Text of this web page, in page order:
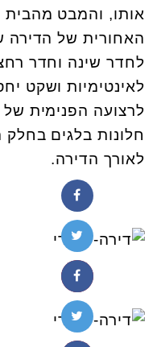
אותו, והמבט מהבית
האחורית של
לחדר שינה וחדר
לאינטימיות ושקט
לרצועה הפנימית
חלונות בלגים בחלק
לאורך הדירה.